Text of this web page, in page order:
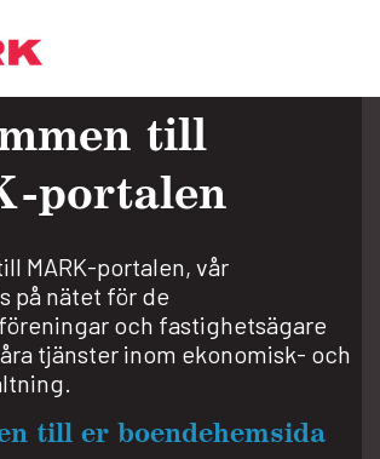
till
portalen
MARK-portalen, vår
på nätet för de
och fastighetsägare
tjänster inom ekonomisk- och
till er boendehemsida